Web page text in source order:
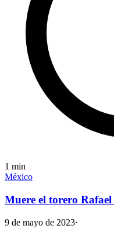
1 min
México
Muere el torero
9 de mayo de 2023·